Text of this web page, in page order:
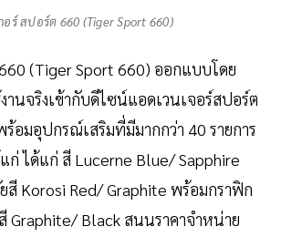
อร์ สปอร์ต 660 (Tiger Sport 660)
(Tiger Sport 660) ออกแบบโดย
านจริงเข้ากับดีไซน์แอดเวนเจอร์สปอร์ต
อมอุปกรณ์เสริมที่มีมากกว่า 40 รายการ
ก่ ได้แก่ สี Lucerne Blue/ Sapphire
สี Korosi Red/ Graphite พร้อมกราฟิก
Graphite/ Black สนนราคาจำหน่าย